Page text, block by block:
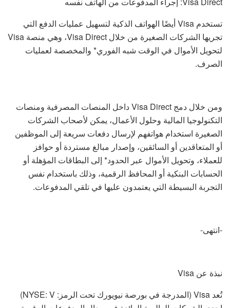
تستخدم Visa أيضًا الهواتف الذكية لتسهيل عمليات الدفع التي
تجريها الشركات الصغيرة من خلال Visa Direct، وهي منصة Visa
لتحويل الأموال في الوقت شبه الفوري* والمخصصة لعمليات
الصرف.
ومن خلال دمج Visa Direct داخل المنصات المصرفية ومنصات
التكنولوجيا المالية وحلول الأعمال، يمكن لأصحاب الشركات
الصغيرة استخدام هواتفهم لإرسال دفعات سريعة إلى الموظفين
أو المتعاقدين أو السائقين، وإصدار مبالغ مستردة أو حوافز
للعملاء، وتحويل الأموال عبر الحدود* إلى البطاقات المؤهلة أو
الحسابات البنكية أو المحافظ الرقمية، وذلك باستخدام نفس
التجربة البسيطة التي يعتمدون عليها في تلقي المدفوعات.
-انتهى-
نبذة عن Visa
تُعد Visa (المدرجة في بورصة نيويورك تحت الرمز: NYSE: V)